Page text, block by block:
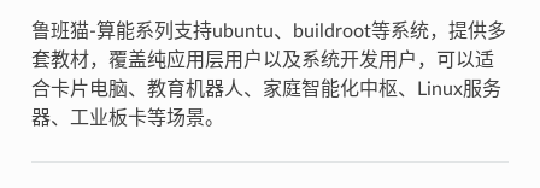
鲁班猫-算能系列支持ubuntu、buildroot等系统，提供多
套教材，覆盖纯应用层用户以及系统开发用户，可以适
合卡片电脑、教育机器人、家庭智能化中枢、Linux服务
器、工业板卡等场景。